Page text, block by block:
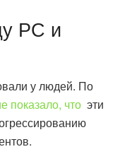
РС и
у людей. По
показало, что эти